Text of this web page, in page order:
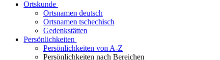
Ortskunde
Ortsnamen deutsch
Ortsnamen tschechisch
Gedenkstätten
Persönlichkeiten
Persönlichkeiten von A-Z
Persönlichkeiten nach Bereichen